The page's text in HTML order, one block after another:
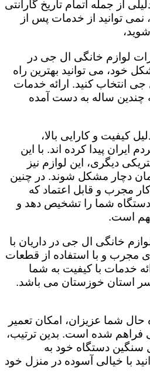
از جمله اتمام تاریخ گارانتی
نمی توانید از خدمات پس از
لوازم خانگی ال جی در
خود، می توانید بهترین راه
جی انتخاب کنید. ارائه خدمات
چندین ساله به دست آمده
کیفیت و کارایی بالا،
ایران پیدا کرده اند. با این
دیگری، این لوازم نیز
دچار مشکل شوند. در چنین
مجرب و قابل اعتماد که
شما را تشخیص دهد و
مهم است.
خانگی ال جی در داریان با
مجرب و با استفاده از قطعات
خدمات با کیفیت به شما
استان خوزستان می باشد.
شما عزیزان، امکان تعمیر
فراهم شده است. بدین ترتیب،
سنگین دستگاه خود به
با خیالی آسوده در منزل خود